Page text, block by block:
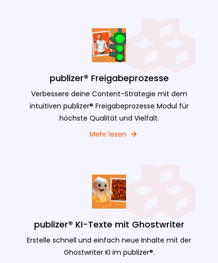
publizer® Freigabeprozesse
Verbessere deine Content-Strategie mit dem
intuitiven publizer® Freigabeprozesse Modul für
höchste Qualität und Vielfalt.
Mehr lesen
publizer® KI-Texte mit Ghostwriter
Erstelle schnell und einfach neue Inhalte mit der
Ghostwriter KI im publizer®.